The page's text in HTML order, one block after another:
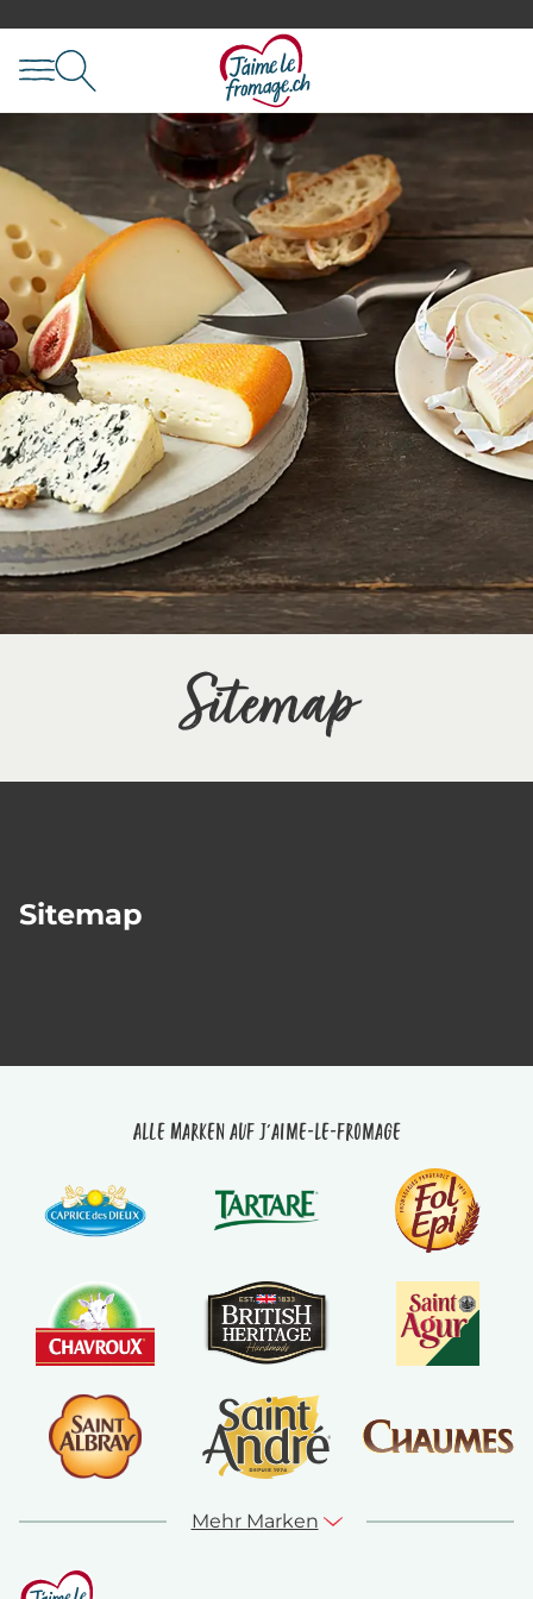
Sitemap
Sitemap
Alle Marken auf J'aime-le-fromage
Mehr Marken